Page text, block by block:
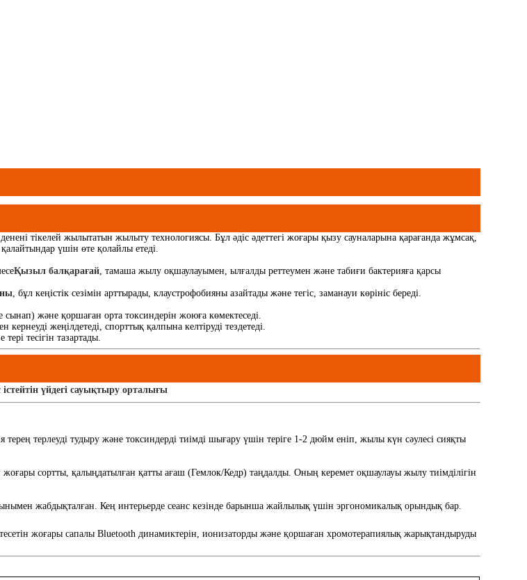
тікелей жылытатын жылыту технологиясы. Бұл әдіс әдеттегі жоғары қызу сауналарына қарағанда жұмсақ,
үшін өте қолайлы етеді.
Қызыл балқарағай, тамаша жылу оқшаулауымен, ылғалды реттеумен және табиғи бактерияға қарсы
, бұл кеңістік сезімін арттырады, клаустрофобияны азайтады және тегіс, заманауи көрініс береді.
және қоршаған орта токсиндерін жоюға көмектеседі.
жеңілдетеді, спорттық қалпына келтіруді тездетеді.
тесігін тазартады.
үйдегі сауықтыру орталығы
терлеуді тудыру және токсиндерді тиімді шығару үшін теріге 1-2 дюйм еніп, жылы күн сәулесі сияқты
сортты, қалыңдатылған қатты ағаш (Гемлок/Кедр) таңдалды. Оның керемет оқшаулауы жылу тиімділігін
жабдықталған. Кең интерьерде сеанс кезінде барынша жайлылық үшін эргономикалық орындық бар.
жоғары сапалы Bluetooth динамиктерін, ионизаторды және қоршаған хромотерапиялық жарықтандыруды